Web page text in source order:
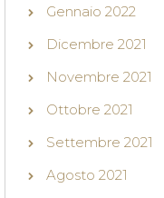
Gennaio 2022
Dicembre 2021
Novembre 2021
Ottobre 2021
Settembre 2021
Agosto 2021